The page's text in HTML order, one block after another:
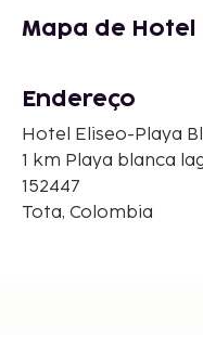
Mapa de Hotel
Endereço
Hotel Eliseo-Playa
1 km Playa blanca
152447
Tota, Colombia